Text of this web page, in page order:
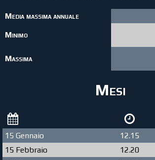
Media massima annuale
Minimo
Massima
Mesi
15 Gennaio 12.15
15 Febbraio
12.20